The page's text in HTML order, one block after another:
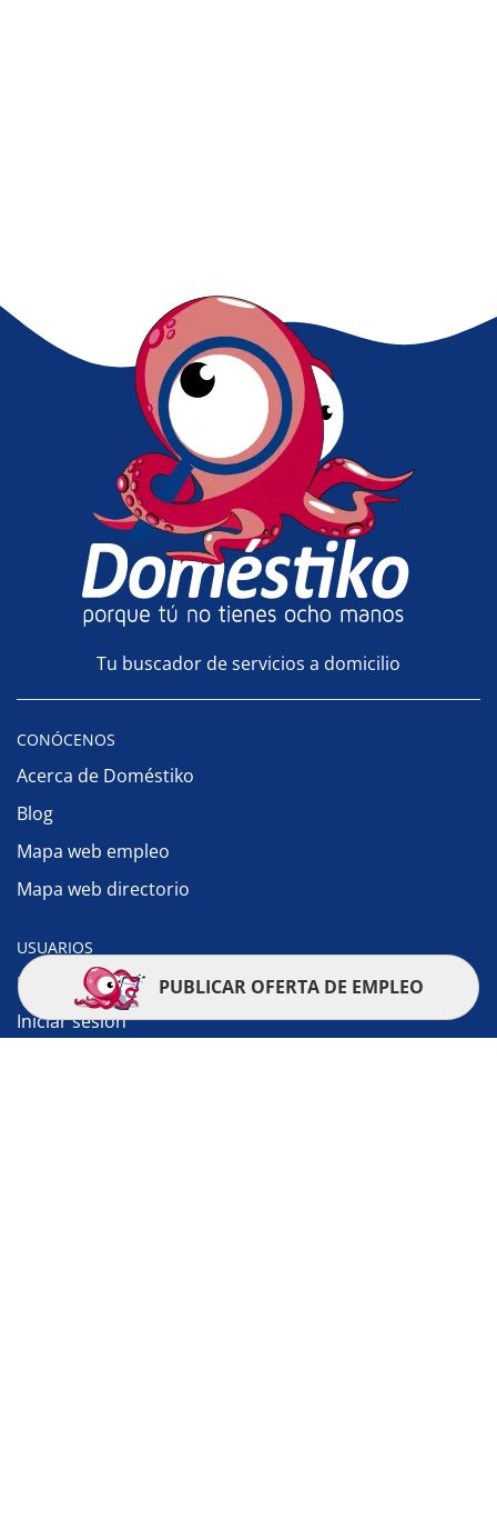
Tu buscador de servicios a domicilio
CONÓCENOS
Acerca de Doméstiko
Blog
Mapa web empleo
Mapa web directorio
USUARIOS
Registrarse
Iniciar sesión
PUBLICAR OFERTA DE EMPLEO